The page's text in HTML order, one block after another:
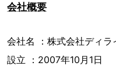
会社概要
会社名 ：株式会社ディラ
設立 ：2007年10月1日